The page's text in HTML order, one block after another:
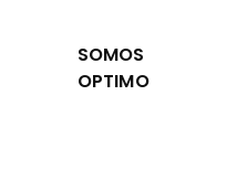
SOMOS
OPTIMO